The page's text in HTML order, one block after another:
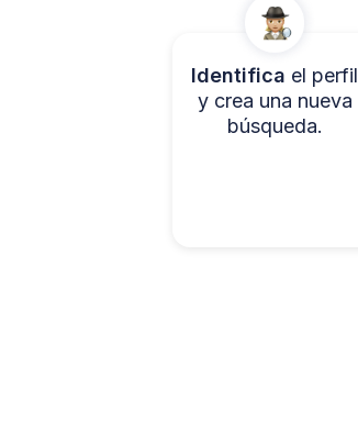
Identifica el perfil
y crea una nueva
búsqueda.